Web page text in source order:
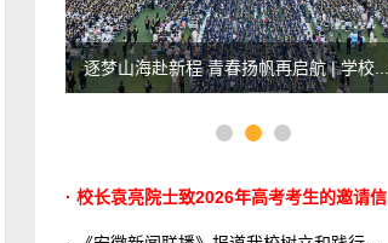
逐梦山海赴新程 青春扬帆再启航 | 学校...
· 校长袁亮院士致2026年高考考生的邀请信